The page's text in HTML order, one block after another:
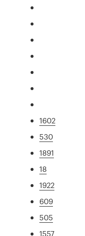
1602
530
1891
18
1922
609
505
1557